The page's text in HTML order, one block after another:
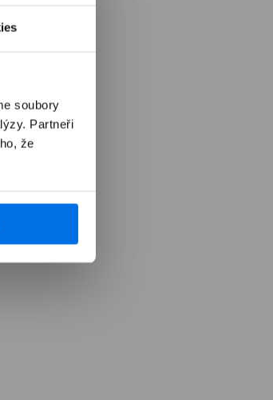
soubory
Partneři
že